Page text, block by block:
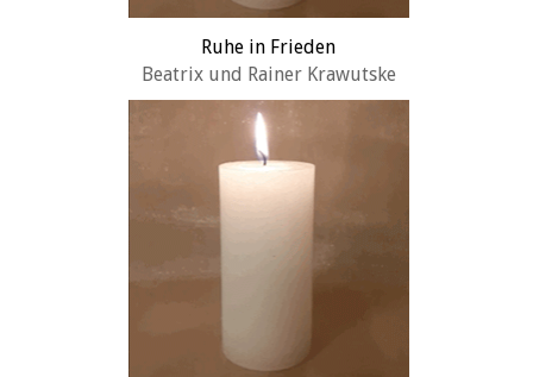
Ruhe in Frieden
Beatrix und Rainer Krawutske